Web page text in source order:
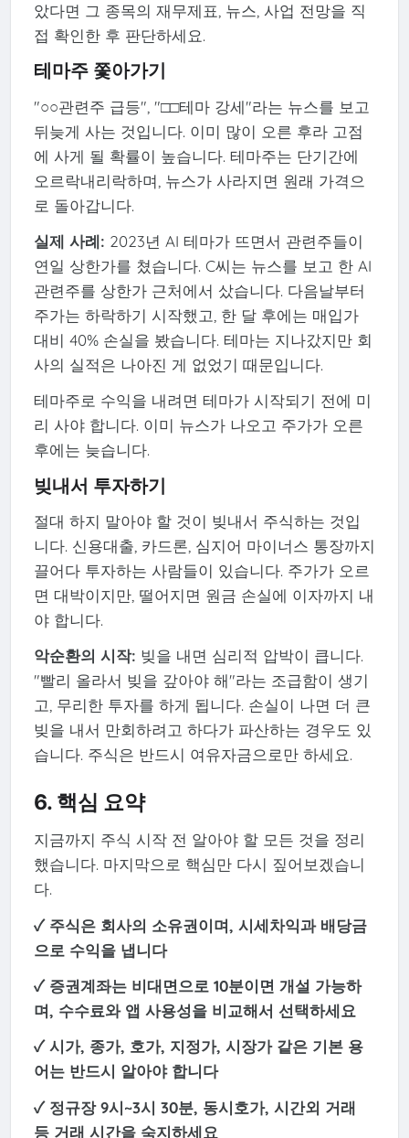
았다면 그 종목의 재무제표, 뉴스, 사업 전망을 직
접 확인한 후 판단하세요.
테마주 쫓아가기
"○○관련주 급등", "□□테마 강세"라는 뉴스를 보고
뒤늦게 사는 것입니다. 이미 많이 오른 후라 고점
에 사게 될 확률이 높습니다. 테마주는 단기간에
오르락내리락하며, 뉴스가 사라지면 원래 가격으
로 돌아갑니다.
실제 사례: 2023년 AI 테마가 뜨면서 관련주들이
연일 상한가를 쳤습니다. C씨는 뉴스를 보고 한 AI
관련주를 상한가 근처에서 샀습니다. 다음날부터
주가는 하락하기 시작했고, 한 달 후에는 매입가
대비 40% 손실을 봤습니다. 테마는 지나갔지만 회
사의 실적은 나아진 게 없었기 때문입니다.
테마주로 수익을 내려면 테마가 시작되기 전에 미
리 사야 합니다. 이미 뉴스가 나오고 주가가 오른
후에는 늦습니다.
빚내서 투자하기
절대 하지 말아야 할 것이 빚내서 주식하는 것입
니다. 신용대출, 카드론, 심지어 마이너스 통장까지
끌어다 투자하는 사람들이 있습니다. 주가가 오르
면 대박이지만, 떨어지면 원금 손실에 이자까지 내
야 합니다.
악순환의 시작: 빚을 내면 심리적 압박이 큽니다.
"빨리 올라서 빚을 갚아야 해"라는 조급함이 생기
고, 무리한 투자를 하게 됩니다. 손실이 나면 더 큰
빚을 내서 만회하려고 하다가 파산하는 경우도 있
습니다. 주식은 반드시 여유자금으로만 하세요.
6. 핵심 요약
지금까지 주식 시작 전 알아야 할 모든 것을 정리
했습니다. 마지막으로 핵심만 다시 짚어보겠습니
다.
✓ 주식은 회사의 소유권이며, 시세차익과 배당금
으로 수익을 냅니다
✓ 증권계좌는 비대면으로 10분이면 개설 가능하
며, 수수료와 앱 사용성을 비교해서 선택하세요
✓ 시가, 종가, 호가, 지정가, 시장가 같은 기본 용
어는 반드시 알아야 합니다
✓ 정규장 9시~3시 30분, 동시호가, 시간외 거래
등 거래 시간을 숙지하세요